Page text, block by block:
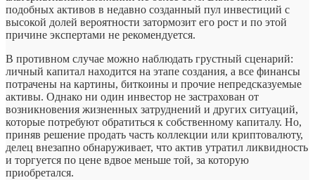
подобных активов в недавно созданный пул инвестиций с
высокой долей вероятности затормозит его рост и по этой
причине экспертами не рекомендуется.
В противном случае можно наблюдать грустный сценарий:
личный капитал находится на этапе создания, а все финансы
потрачены на картины, биткоины и прочие непредсказуемые
активы. Однако ни один инвестор не застрахован от
возникновения жизненных затруднений и других ситуаций,
которые потребуют обратиться к собственному капиталу. Но,
приняв решение продать часть коллекции или криптовалюту,
делец внезапно обнаруживает, что актив утратил ликвидность
и торгуется по цене вдвое меньше той, за которую
приобретался.